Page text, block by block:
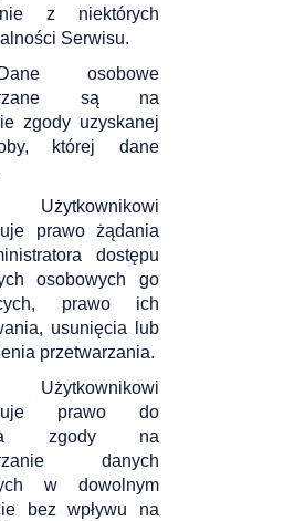
z niektórych
Serwisu.
osobowe
są na
zgody uzyskanej
której dane
prawo żądania
dostępu
osobowych go
prawo ich
usunięcia lub
przetwarzania.
prawo do
zgody na
danych
w dowolnym
bez wpływu na